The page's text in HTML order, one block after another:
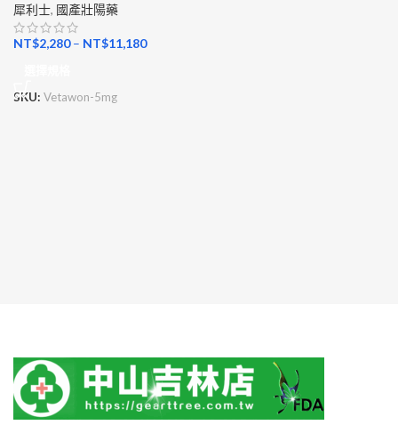
犀利士, 國產壯陽藥
NT$2,280– NT$11,180
SKU: Vetawon-5mg